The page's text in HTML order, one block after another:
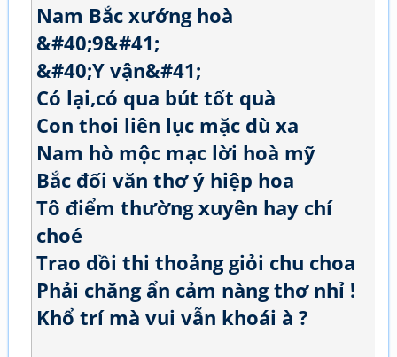
Nam Bắc xướng hoà
&#40;9&#41;
&#40;Y vận&#41;
Có lại,có qua bút tốt quà
Con thoi liên lục mặc dù xa
Nam hò mộc mạc lời hoà mỹ
Bắc đối văn thơ ý hiệp hoa
Tô điểm thường xuyên hay chí
choé
Trao dồi thi thoảng giỏi chu choa
Phải chăng ẩn cảm nàng thơ nhỉ !
Khổ trí mà vui vẫn khoái à ?